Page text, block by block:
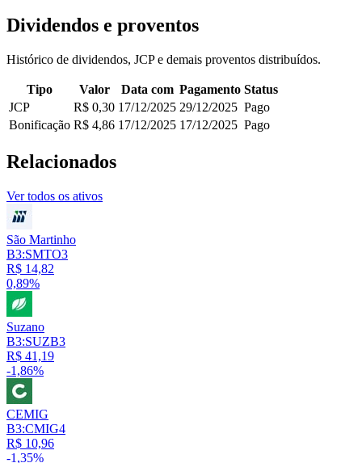
Dividendos e proventos
Histórico de dividendos, JCP e demais proventos distribuídos.
Tipo Valor Data com Pagamento Status
JCP
R$ 0,30 17/12/2025 29/12/2025 Pago
Bonificação R$ 4,86 17/12/2025 17/12/2025 Pago
Relacionados
Ver todos os ativos
São Martinho
B3:SMTO3
R$ 14,82
0,89%
Suzano
B3:SUZB3
R$ 41,19
-1,86%
CEMIG
B3:CMIG4
R$ 10,96
-1,35%